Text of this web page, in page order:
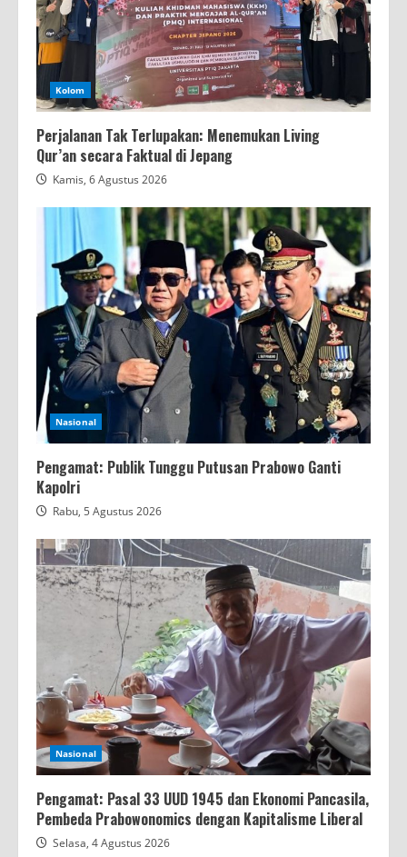
Kolom
Perjalanan Tak Terlupakan: Menemukan Living
Qur’an secara Faktual di Jepang
Kamis, 6 Agustus 2026
Nasional
Pengamat: Publik Tunggu Putusan Prabowo Ganti
Kapolri
Rabu, 5 Agustus 2026
Nasional
Pengamat: Pasal 33 UUD 1945 dan Ekonomi Pancasila,
Pembeda Prabowonomics dengan Kapitalisme Liberal
Selasa, 4 Agustus 2026